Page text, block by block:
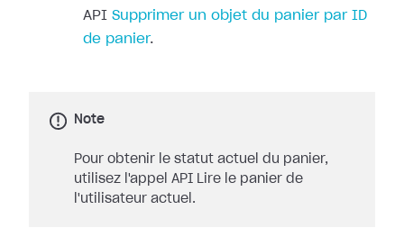
API Supprimer un objet du panier par ID
de panier.
Note
Pour obtenir le statut actuel du panier,
utilisez l'appel API Lire le panier de
l'utilisateur actuel.